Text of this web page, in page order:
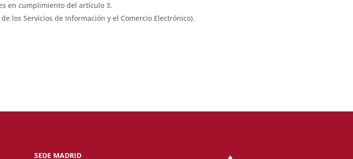
en cumplimiento del artículo 3.
los Servicios de Información y el Comercio Electrónico).
SEDE MADRID